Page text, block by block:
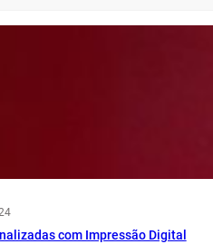
com Impressão Digital